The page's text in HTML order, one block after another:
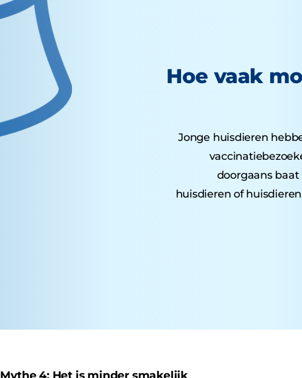
Hoe vaak
Jonge huisdieren
doorgaans
huisdieren of